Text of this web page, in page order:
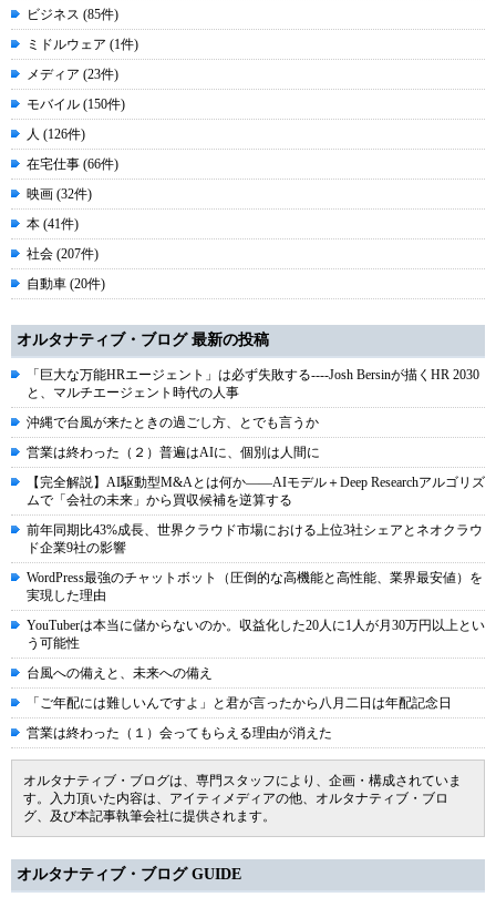
ビジネス (85件)
ミドルウェア (1件)
メディア (23件)
モバイル (150件)
人 (126件)
在宅仕事 (66件)
映画 (32件)
本 (41件)
社会 (207件)
自動車 (20件)
オルタナティブ・ブログ 最新の投稿
「巨大な万能HRエージェント」は必ず失敗する----Josh Bersinが描くHR 2030
と、マルチエージェント時代の人事
沖縄で台風が来たときの過ごし方、とでも言うか
営業は終わった（２）普遍はAIに、個別は人間に
【完全解説】AI駆動型M&Aとは何か――AIモデル＋Deep Researchアルゴリズ
ムで「会社の未来」から買収候補を逆算する
前年同期比43%成長、世界クラウド市場における上位3社シェアとネオクラウ
ド企業9社の影響
WordPress最強のチャットボット（圧倒的な高機能と高性能、業界最安値）を
実現した理由
YouTuberは本当に儲からないのか。収益化した20人に1人が月30万円以上とい
う可能性
台風への備えと、未来への備え
「ご年配には難しいんですよ」と君が言ったから八月二日は年配記念日
営業は終わった（１）会ってもらえる理由が消えた
オルタナティブ・ブログは、専門スタッフにより、企画・構成されていま
す。入力頂いた内容は、アイティメディアの他、オルタナティブ・ブロ
グ、及び本記事執筆会社に提供されます。
オルタナティブ・ブログ GUIDE